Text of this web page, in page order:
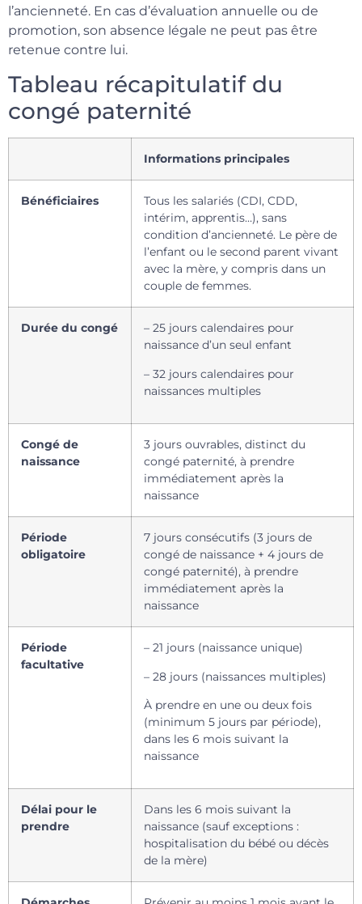
l’ancienneté. En cas d’évaluation annuelle ou de
promotion, son absence légale ne peut pas être
retenue contre lui.
Tableau récapitulatif du
congé paternité
Informations principales
Bénéficiaires
Tous les salariés (CDI, CDD,
intérim, apprentis…), sans
condition d’ancienneté. Le père de
l’enfant ou le second parent vivant
avec la mère, y compris dans un
couple de femmes.
Durée du congé
– 25 jours calendaires pour
naissance d’un seul enfant
– 32 jours calendaires pour
naissances multiples
Congé de
naissance
3 jours ouvrables, distinct du
congé paternité, à prendre
immédiatement après la
naissance
Période
obligatoire
7 jours consécutifs (3 jours de
congé de naissance + 4 jours de
congé paternité), à prendre
immédiatement après la
naissance
Période
facultative
– 21 jours (naissance unique)
– 28 jours (naissances multiples)
À prendre en une ou deux fois
(minimum 5 jours par période),
dans les 6 mois suivant la
naissance
Délai pour le
prendre
Dans les 6 mois suivant la
naissance (sauf exceptions :
hospitalisation du bébé ou décès
de la mère)